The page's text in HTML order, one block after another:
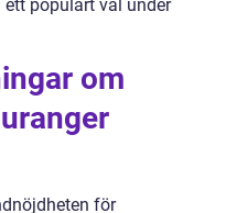
populärt val under
om
för